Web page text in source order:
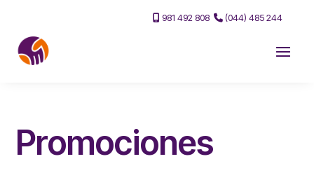
981 492 808 (044) 485 244
Promociones